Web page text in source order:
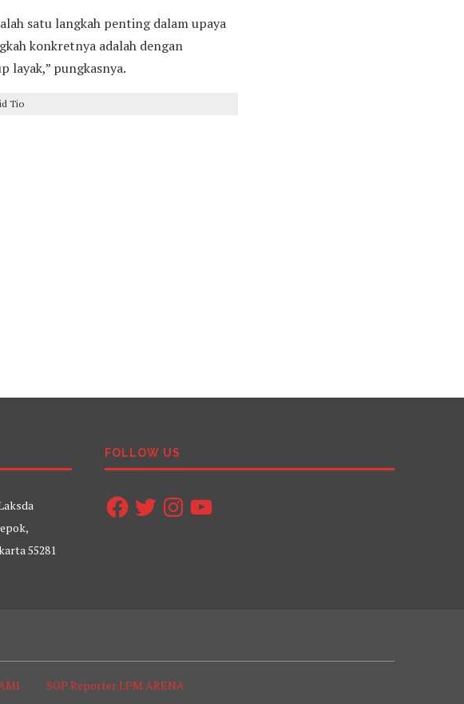
satu langkah penting dalam upaya
konkretnya adalah dengan
layak,” pungkasnya.
Tio
55281
FOLLOW US
FacebookTwitterInstagram
YouTube
SOP Reporter LPM ARENA